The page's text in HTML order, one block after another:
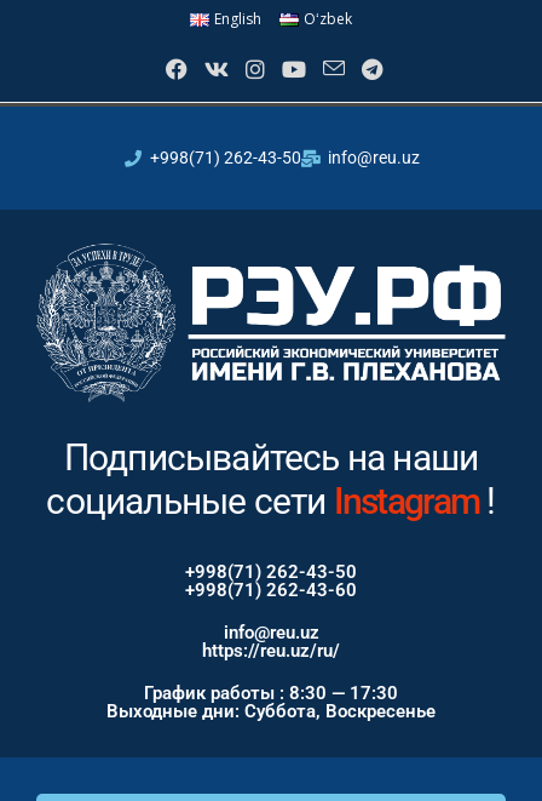
English Oʻzbek
+998(71) 262-43-50 info@reu.uz
Подписывайтесь на наши
социальные сетиYoutube!
+998(71) 262-43-50
+998(71) 262-43-60
info@reu.uz
https://reu.uz/ru/
График работы : 8:30 — 17:30
Выходные дни: Суббота, Воскресенье